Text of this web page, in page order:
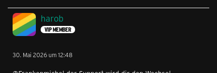
harob
VIP MEMBER
30. Mai 2026 um 12:48